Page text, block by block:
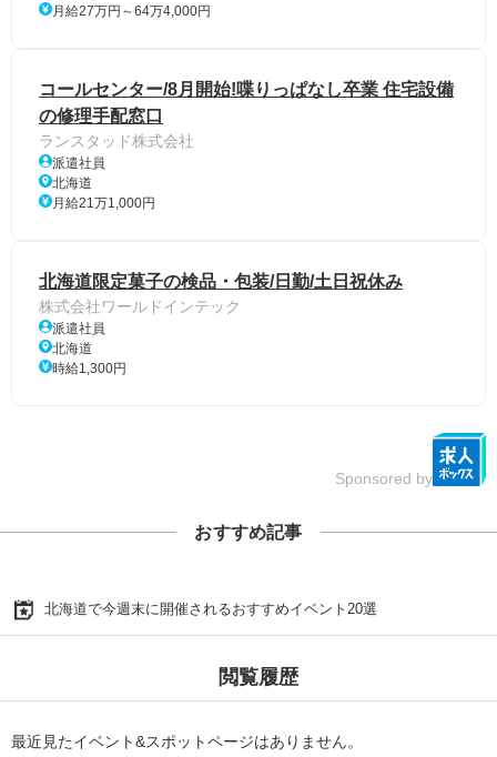
月給27万円～64万4,000円
コールセンター/8月開始!喋りっぱなし卒業 住宅設備
の修理手配窓口
ランスタッド株式会社
派遣社員
北海道
月給21万1,000円
北海道限定菓子の検品・包装/日勤/土日祝休み
株式会社ワールドインテック
派遣社員
北海道
時給1,300円
Sponsored by
おすすめ記事
北海道で今週末に開催されるおすすめイベント20選
閲覧履歴
最近見たイベント&スポットページはありません。